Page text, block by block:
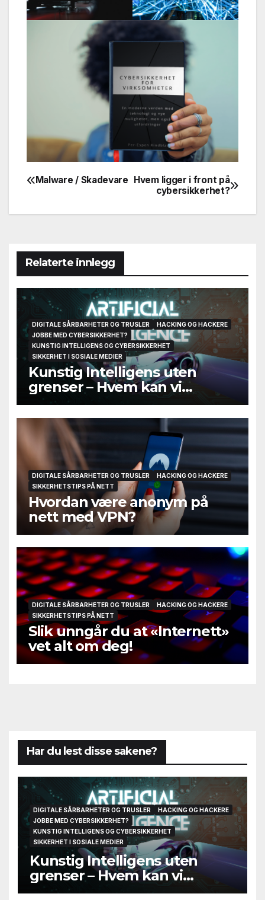
Innleggsnavigasjon
Hvem ligger i front på
cybersikkerhet?
Malware / Skadevare
Relaterte innlegg
DIGITALE SÅRBARHETER OG TRUSLER
HACKING OG HACKERE
JOBBE MED CYBERSIKKERHET?
KUNSTIG INTELLIGENS OG CYBERSIKKERHET
SIKKERHET I SOSIALE MEDIER
Kunstig Intelligens uten
grenser – Hvem kan vi
egentlig stole på til slutt?
DIGITALE SÅRBARHETER OG TRUSLER
HACKING OG HACKERE
SIKKERHETSTIPS PÅ NETT
Hvordan være anonym på
nett med VPN?
DIGITALE SÅRBARHETER OG TRUSLER
HACKING OG HACKERE
SIKKERHETSTIPS PÅ NETT
Slik unngår du at «Internett»
vet alt om deg!
Har du lest disse sakene?
DIGITALE SÅRBARHETER OG TRUSLER
HACKING OG HACKERE
JOBBE MED CYBERSIKKERHET?
KUNSTIG INTELLIGENS OG CYBERSIKKERHET
SIKKERHET I SOSIALE MEDIER
Kunstig Intelligens uten
grenser – Hvem kan vi
egentlig stole på til slutt?